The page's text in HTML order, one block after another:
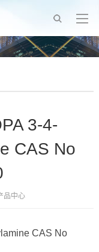
3-4-
CAS No
品中心
CAS No